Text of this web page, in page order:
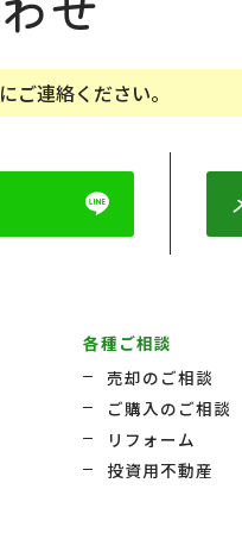
ご連絡ください。
各種ご相談
売却のご相談
ご購入のご相談
リフォーム
投資用不動産